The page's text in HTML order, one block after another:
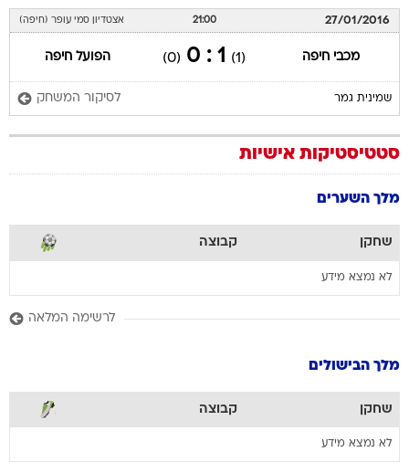
27/01/2016
21:00 אצטדיון סמי עופר (חיפה)
מכבי חיפה (1)
1 : 0
(0) הפועל חיפה
שמינית גמר לסיקור המשחק
סטטיסטיקות אישיות
מלך השערים
שחקן קבוצה
לא נמצא מידע
לרשימה המלאה
מלך הבישולים
שחקן קבוצה
לא נמצא מידע